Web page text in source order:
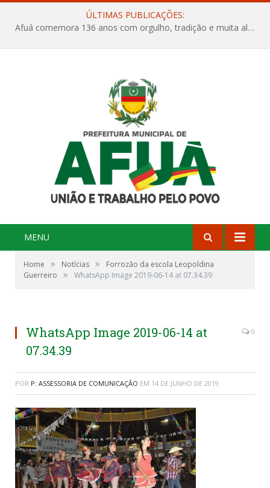
ÚLTIMAS PUBLICAÇÕES:
Afuá comemora 136 anos com orgulho, tradição e muita alegria na Quadra Dr. Nelson Salomão
MENU
Home » Notícias »
Forrozão da escola Leopoldina
Guerreiro
» WhatsApp Image 2019-06-14 at 07.34.39
WhatsApp Image 2019-06-14 at
07.34.39
0
POR P: ASSESSORIA DE COMUNICAÇÃO EM 14 DE JUNHO DE 2019